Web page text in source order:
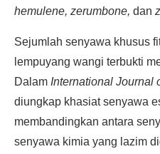
hemulene, zerumbone, dan
Sejumlah senyawa khusus
lempuyang wangi terbukti
Dalam International Journal
diungkap khasiat senyawa
membandingkan antara
senyawa kimia yang lazim